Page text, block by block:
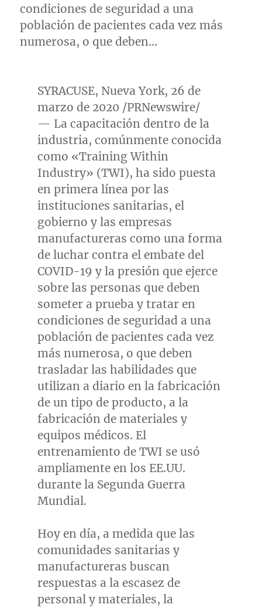
condiciones de seguridad a una
población de pacientes cada vez más
numerosa, o que deben…
SYRACUSE, Nueva York, 26 de
marzo de 2020 /PRNewswire/
— La capacitación dentro de la
industria, comúnmente conocida
como «Training Within
Industry» (TWI), ha sido puesta
en primera línea por las
instituciones sanitarias, el
gobierno y las empresas
manufactureras como una forma
de luchar contra el embate del
COVID-19 y la presión que ejerce
sobre las personas que deben
someter a prueba y tratar en
condiciones de seguridad a una
población de pacientes cada vez
más numerosa, o que deben
trasladar las habilidades que
utilizan a diario en la fabricación
de un tipo de producto, a la
fabricación de materiales y
equipos médicos. El
entrenamiento de TWI se usó
ampliamente en los EE.UU.
durante la Segunda Guerra
Mundial.
Hoy en día, a medida que las
comunidades sanitarias y
manufactureras buscan
respuestas a la escasez de
personal y materiales, la